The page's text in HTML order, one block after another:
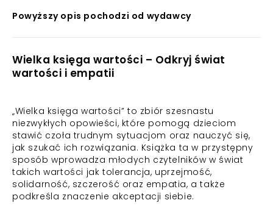
Powyższy opis pochodzi od wydawcy
Wielka księga wartości – Odkryj świat
wartości i empatii
„Wielka księga wartości” to zbiór szesnastu
niezwykłych opowieści, które pomogą dzieciom
stawić czoła trudnym sytuacjom oraz nauczyć się,
jak szukać ich rozwiązania. Książka ta w przystępny
sposób wprowadza młodych czytelników w świat
takich wartości jak tolerancja, uprzejmość,
solidarność, szczerość oraz empatia, a także
podkreśla znaczenie akceptacji siebie.